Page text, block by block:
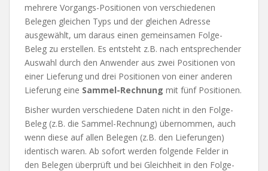
mehrere Vorgangs-Positionen von verschiedenen
Belegen gleichen Typs und der gleichen Adresse
ausgewählt, um daraus einen gemeinsamen Folge-
Beleg zu erstellen. Es entsteht z.B. nach entsprechender
Auswahl durch den Anwender aus zwei Positionen von
einer Lieferung und drei Positionen von einer anderen
Lieferung eine Sammel-Rechnung mit fünf Positionen.
Bisher wurden verschiedene Daten nicht in den Folge-
Beleg (z.B. die Sammel-Rechnung) übernommen, auch
wenn diese auf allen Belegen (z.B. den Lieferungen)
identisch waren. Ab sofort werden folgende Felder in
den Belegen überprüft und bei Gleichheit in den Folge-